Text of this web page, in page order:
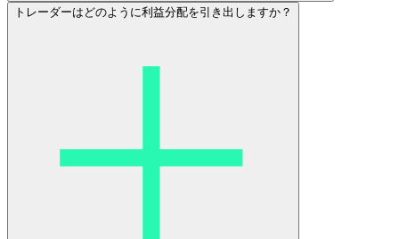
トレーダーはどのように利益分配を引き出しますか？